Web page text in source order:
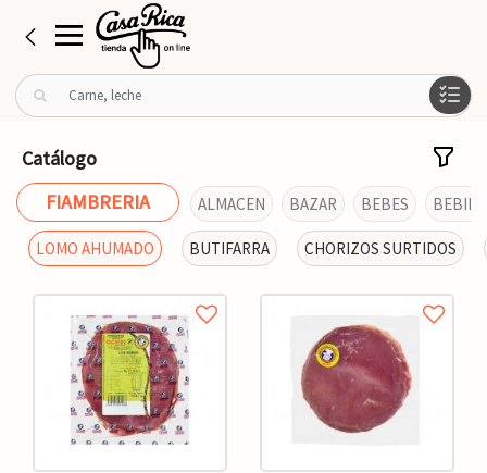
B
u
r
p
Catálogo
FIAMBRERIA
ALMACEN BAZAR BEBES
LOMO AHUMADO BUTIFARRA CHORIZOS SURTIDOS